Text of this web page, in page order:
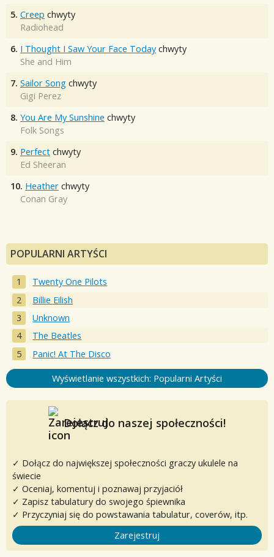
5. Creep chwyty
Radiohead
6. I Thought I Saw Your Face Today chwyty
She and Him
7. Sailor Song chwyty
Gigi Perez
8. You Are My Sunshine chwyty
Folk Songs
9. Perfect chwyty
Ed Sheeran
10. Heather chwyty
Conan Gray
POPULARNI ARTYŚCI
Twenty One Pilots
Billie Eilish
Unknown
The Beatles
Panic! At The Disco
Wyświetlanie wszystkich: Popularni Artyści
Dołącz do naszej społeczności!
✓ Dołącz do największej społeczności graczy ukulele na
świecie
✓ Oceniaj, komentuj i poznawaj przyjaciół
✓ Zapisz tabulatury do swojego śpiewnika
✓ Przyczyniaj się do powstawania tabulatur, coverów, itp.
Zarejestruj